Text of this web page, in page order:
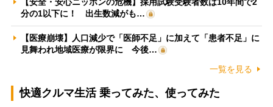
分の1以下に！ 出生数減がも…
【医療崩壊】人口減少で「医師不足」に加えて「患者不足」に
見舞われ地域医療が限界に 今後…
一覧を見る
快適クルマ生活 乗ってみた、使ってみた